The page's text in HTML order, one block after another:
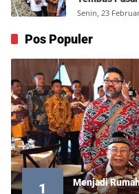
Juta per
Senin, 23
Pos Populer
1 Menjadi